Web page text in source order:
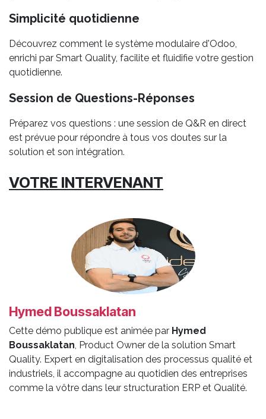
Simplicité quotidienne
Découvrez comment le système modulaire d'Odoo,
enrichi par Smart Quality, facilite et fluidifie votre gestion
quotidienne.
Session de Questions-Réponses
Préparez vos questions : une session de Q&R en direct
est prévue pour répondre à tous vos doutes sur la
solution et son intégration.
VOTRE INTERVENANT
Hymed Boussaklatan
Cette démo publique est animée par Hymed
Boussaklatan, Product Owner de la solution Smart
Quality. Expert en digitalisation des processus qualité et
industriels, il accompagne au quotidien des entreprises
comme la vôtre dans leur structuration ERP et Qualité.